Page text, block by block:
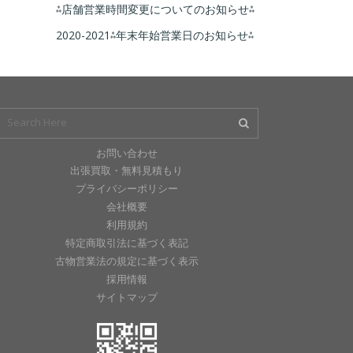
⁂店舗営業時間変更についてのお知らせ⁂
2020-2021⁂年末年始営業日のお知らせ⁂
お問い合わせ
出張買取・無料見積もり
プライバシーポリシー
会社概要
利用規約
特定商取引法に基づく表記
古物営業法の規定に基づく表示
採用情報
サイトマップ